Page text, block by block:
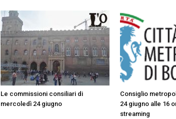
Le commissioni consiliari di
mercoledì 24 giugno
Consiglio
24 giugno alle 16
streaming